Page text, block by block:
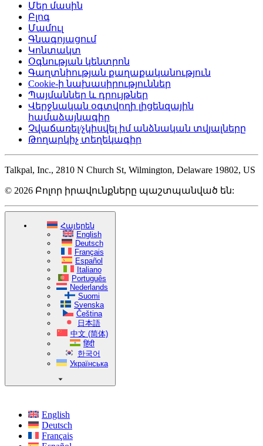
Մեր մասին
Բլոգ
Մամուլ
Գնագոյացում
Կոնտակտ
Օգնության կենտրոն
Գաղտնիության քաղաքականություն
Cookie-ի նախասիրություններ
Պայմաններ և դրույթներ
Վերջնական օգտվողի լիցենզային
համաձայնագիր
Չվաճառել/չկիսվել իմ անձնական տվյալները
Թողարկիչ տեղեկագիր
Talkpal, Inc., 2810 N Church St, Wilmington, Delaware 19802, US
© 2026 Բոլոր իրավունքները պաշտպանված են:
Հայերեն
English
Deutsch
Français
Español
Italiano
Português
Nederlands
Suomi
Svenska
Čeština
日本語
中文 (简体)
हिंदी
한국어
Українська
English
Deutsch
Français